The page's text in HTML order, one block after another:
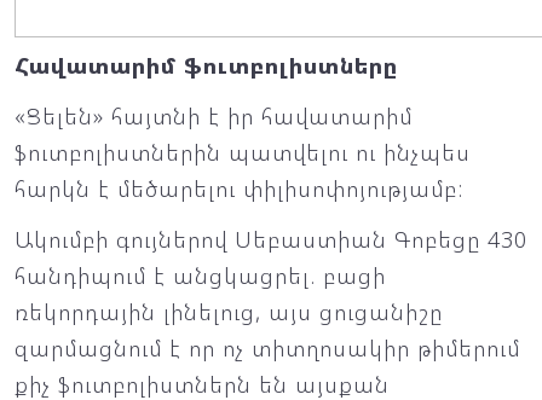
Հավատարիմ ֆուտբոլիստները
«Ցելեն» հայտնի է իր հավատարիմ
ֆուտբոլիստներին պատվելու ու ինչպես
հարկն է մեծարելու փիլիսոփոյությամբ:
Ակումբի գույներով Սեբաստիան Գոբեցը 430
հանդիպում է անցկացրել. բացի
ռեկորդային լինելուց, այս ցուցանիշը
զարմացնում է որ ոչ տիտղոսակիր թիմերում
քիչ ֆուտբոլիստներն են այսքան